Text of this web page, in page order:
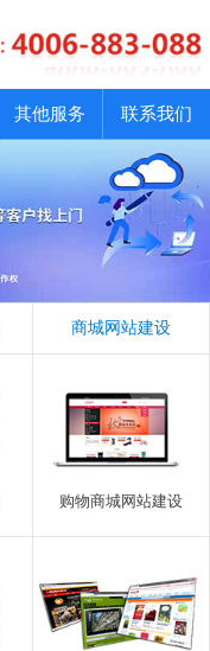
其他服务 联系我们
商城网站建设
购物商城网站建设